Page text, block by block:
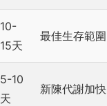
10-
15天
最佳生存範
5-10
天
新陳代謝加